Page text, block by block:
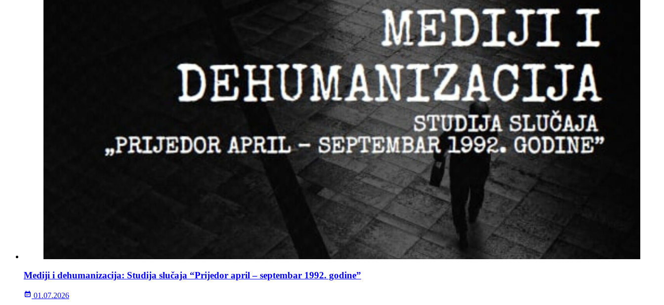
Mediji i dehumanizacija: Studija slučaja “Prijedor april – septembar 1992. godine”
01.07.2026